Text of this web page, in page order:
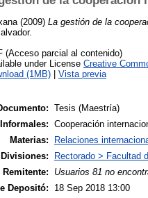
(2009) La gestión de la
(Acceso parcial al contenido)
under License Creative
(1MB)
Vista previa
Tesis (Maestría)
Cooperación
Materias:
Relaciones
Divisiones:
Rectorado > Facultad
Usuarios 81 no
Depositó:
18 Sep 2018 13:00